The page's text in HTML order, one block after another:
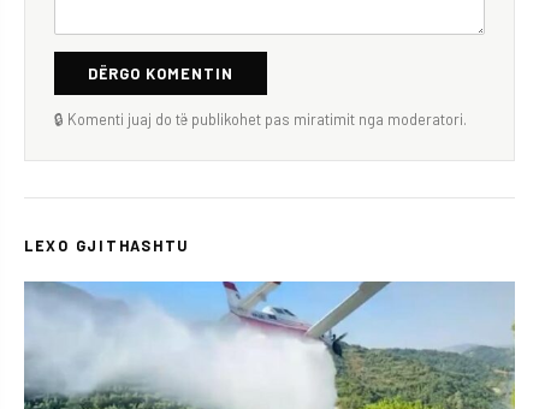
DËRGO KOMENTIN
🔒 Komenti juaj do të publikohet pas miratimit nga moderatori.
LEXO GJITHASHTU